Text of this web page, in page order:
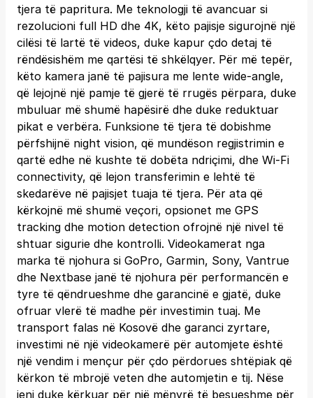
tjera të papritura. Me teknologji të avancuar si
rezolucioni full HD dhe 4K, këto pajisje sigurojnë një
cilësi të lartë të videos, duke kapur çdo detaj të
rëndësishëm me qartësi të shkëlqyer. Për më tepër,
këto kamera janë të pajisura me lente wide-angle,
që lejojnë një pamje të gjerë të rrugës përpara, duke
mbuluar më shumë hapësirë dhe duke reduktuar
pikat e verbëra. Funksione të tjera të dobishme
përfshijnë night vision, që mundëson regjistrimin e
qartë edhe në kushte të dobëta ndriçimi, dhe Wi-Fi
connectivity, që lejon transferimin e lehtë të
skedarëve në pajisjet tuaja të tjera. Për ata që
kërkojnë më shumë veçori, opsionet me GPS
tracking dhe motion detection ofrojnë një nivel të
shtuar sigurie dhe kontrolli. Videokamerat nga
marka të njohura si GoPro, Garmin, Sony, Vantrue
dhe Nextbase janë të njohura për performancën e
tyre të qëndrueshme dhe garancinë e gjatë, duke
ofruar vlerë të madhe për investimin tuaj. Me
transport falas në Kosovë dhe garanci zyrtare,
investimi në një videokamerë për automjete është
një vendim i mençur për çdo përdorues shtëpiak që
kërkon të mbrojë veten dhe automjetin e tij. Nëse
jeni duke kërkuar për një mënyrë të besueshme për